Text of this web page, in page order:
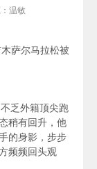
温敏
萨尔马拉松被
乏外籍顶尖跑
稍有回升，他
的身影，步步
频频回头观